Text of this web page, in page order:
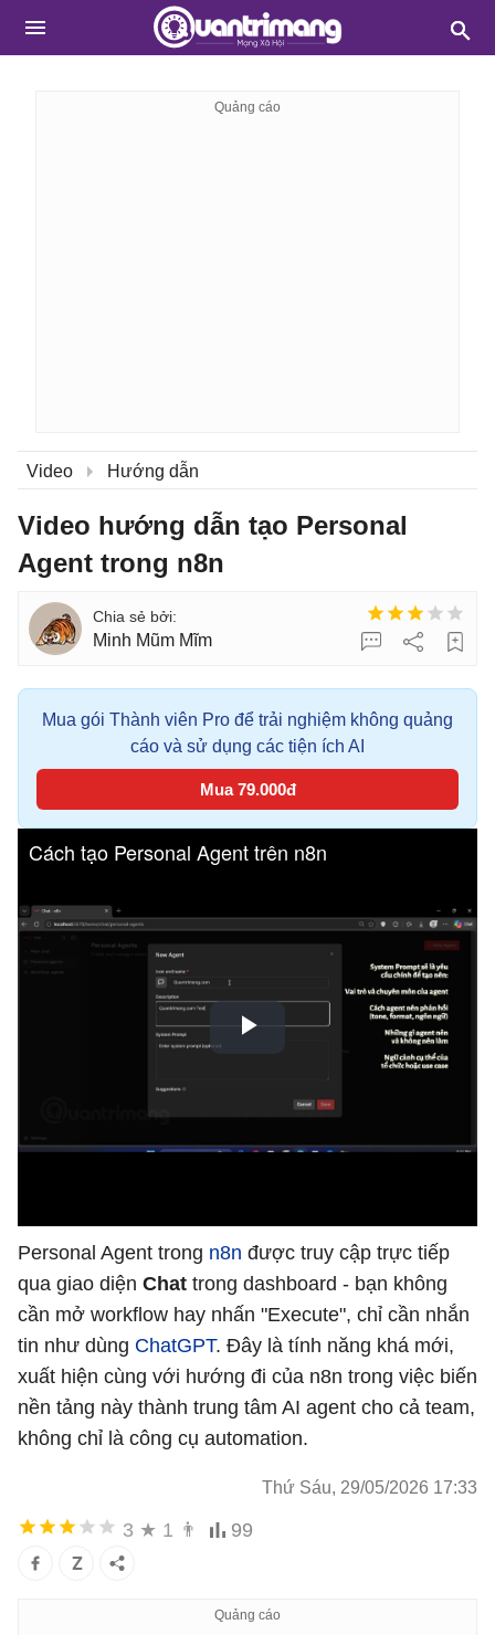
Video Hướng dẫn
Video hướng dẫn tạo Personal
Agent trong n8n
Minh Mũm Mĩm
Mua gói Thành viên Pro để trải nghiệm không quảng
cáo và sử dụng các tiện ích AI
Mua 79.000đ
Personal Agent trong n8n được truy cập trực tiếp
qua giao diện Chat trong dashboard - bạn không
cần mở workflow hay nhấn "Execute", chỉ cần nhắn
tin như dùng ChatGPT. Đây là tính năng khá mới,
xuất hiện cùng với hướng đi của n8n trong việc biến
nền tảng này thành trung tâm AI agent cho cả team,
không chỉ là công cụ automation.
Thứ Sáu, 29/05/2026 17:33
3 ★ 1 👨 99